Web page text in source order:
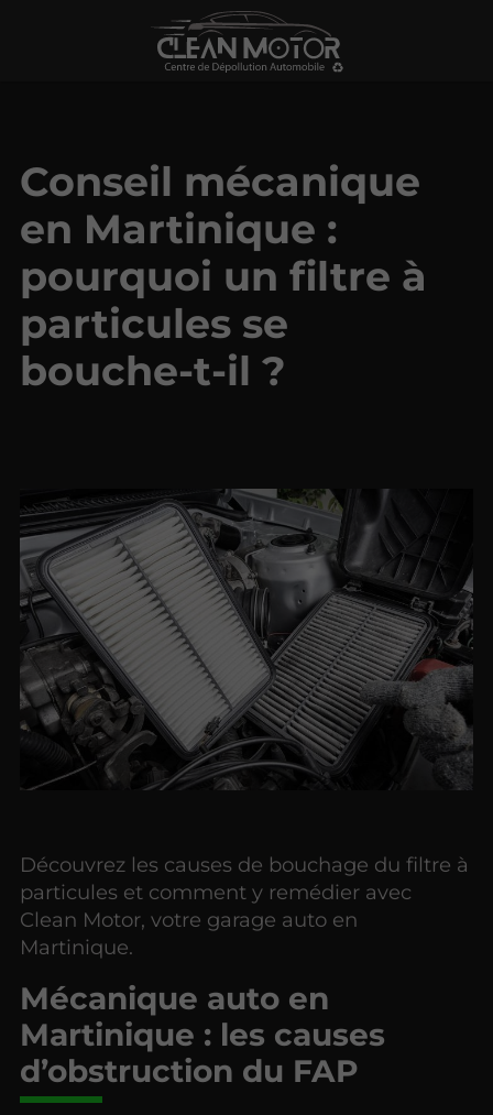
Conseil mécanique
en Martinique :
pourquoi un filtre à
particules se
bouche-t-il ?
Découvrez les causes de bouchage du filtre à
particules et comment y remédier avec
Clean Motor, votre garage auto en
Martinique.
Mécanique auto en
Martinique : les causes
d’obstruction du FAP